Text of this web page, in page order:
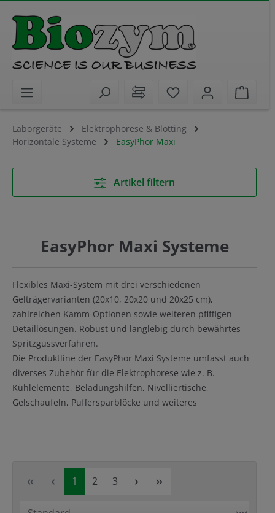
springen
Sie haben 0 Artikel
Laborgeräte
Elektrophorese & Blotting
Horizontale Systeme
EasyPhor Maxi
Artikel filtern
EasyPhor Maxi Systeme
Flexibles Maxi-System mit drei verschiedenen
Gelträgervarianten (20x10, 20x20 und 20x25 cm),
zahlreichen Kamm-Optionen sowie weiteren pfiffigen
Detaillösungen. Robust und langlebig durch bewährtes
Spritzgussverfahren.
Die Produktline der EasyPhor Maxi Systeme umfasst auch
diverses Zubehör für die Elektrophorese wie z. B.
Kühlelemente, Beladungshilfen, Nivelliertische,
Gelschaufeln, Puffersparblöcke und weiteres
Seite
1 Seite
2 Seite
3